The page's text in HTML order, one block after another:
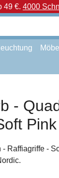
49 €. 4000
Möbel
-
Pink
Raffiagriffe -